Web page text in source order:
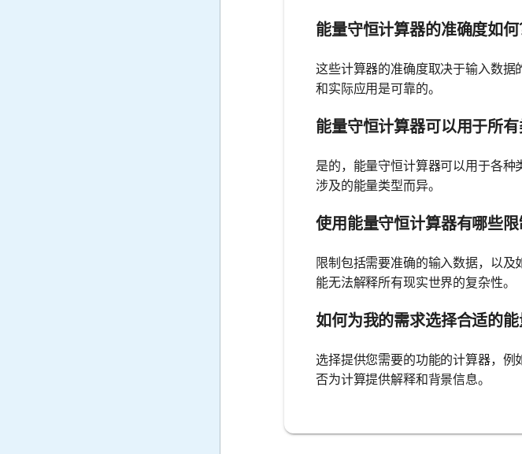
能量守恒计算器的准确度如何
这些计算器的准确度取决于输入数
和实际应用是可靠的。
能量守恒计算器可以用于所有
是的，能量守恒计算器可以用于各
涉及的能量类型而异。
使用能量守恒计算器有哪些限
限制包括需要准确的输入数据，以
能无法解释所有现实世界的复杂性。
如何为我的需求选择合适的能
选择提供您需要的功能的计算器，
否为计算提供解释和背景信息。